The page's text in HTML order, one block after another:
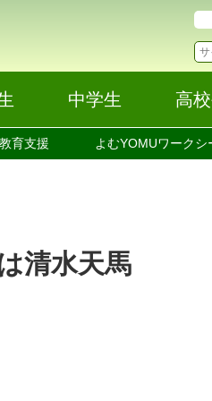
中学生 高
育支援 よむYOMUワークシ
清水天馬